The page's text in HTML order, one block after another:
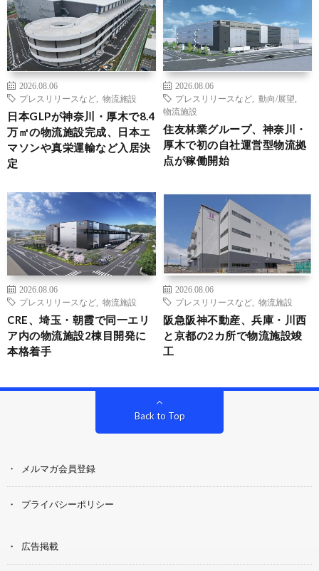
2026.08.06
プレスリリースなど
物流施設
日本GLPが神奈川・厚木で8.4
万㎡の物流施設完成、日本エ
マソンや真栄運輸など入居決
定
2026.08.06
プレスリリースなど
動向/展望
物流施設
住友林業グループ、神奈川・
厚木で初の自社運営型物流拠
点が稼働開始
2026.08.06
プレスリリースなど
物流施設
CRE、埼玉・朝霞で同一エリ
ア内の物流施設2棟目開発に
本格着手
2026.08.06
プレスリリースなど
物流施設
阪急阪神不動産、兵庫・川西
と京都の2カ所で物流施設竣
工
Back to Top
メルマガ会員登録
プライバシーポリシー
広告掲載